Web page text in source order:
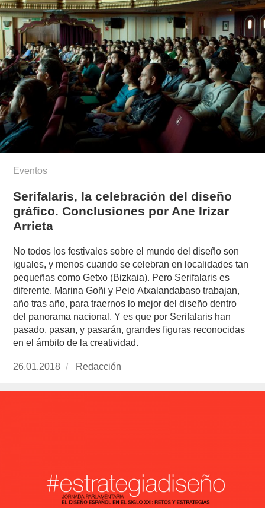
Eventos
Serifalaris, la celebración del diseño
gráfico. Conclusiones por Ane Irizar
Arrieta
No todos los festivales sobre el mundo del diseño son
iguales, y menos cuando se celebran en localidades tan
pequeñas como Getxo (Bizkaia). Pero Serifalaris es
diferente. Marina Goñi y Peio Atxalandabaso trabajan,
año tras año, para traernos lo mejor del diseño dentro
del panorama nacional. Y es que por Serifalaris han
pasado, pasan, y pasarán, grandes figuras reconocidas
en el ámbito de la creatividad.
Publicado
26.01.2018 https://www.experimenta.es/author/redaccion/
Redacción